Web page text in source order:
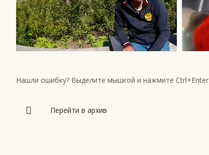
Нашли ошибку? Выделите мышкой и нажмите Ctrl+Enter
Перейти в архив